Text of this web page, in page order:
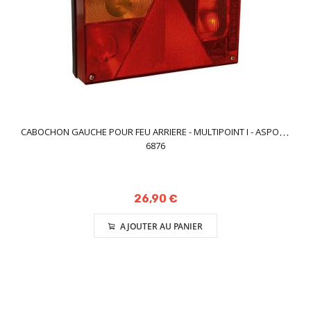
CABOCHON GAUCHE POUR FEU ARRIERE - MULTIPOINT I - ASPOCK
6876
26,90 €
AJOUTER AU PANIER